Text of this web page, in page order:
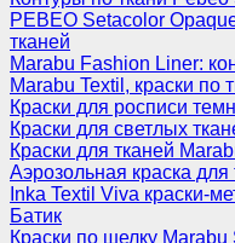
PEBEO Setacolor
тканей
Marabu Fashion Liner:
Marabu Textil, краски по
Краски для росписи
Краски для светлых
Краски для тканей
Аэрозольная краска
Inka Textil Viva краски-
Батик
Краски по шелку